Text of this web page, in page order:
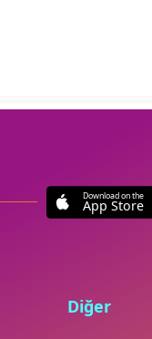
Download on the
App Store
Diğer